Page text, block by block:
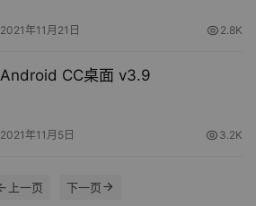
2021年11月21日 2.8K
Android CC桌面 v3.9
2021年11月5日 3.2K
上一页 下一页